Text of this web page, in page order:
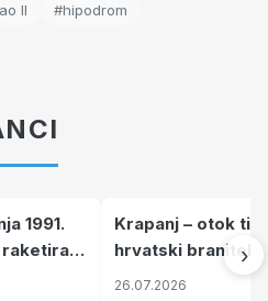
II
#hipodrom
1991.
raketirali
"Nikola
Krapanj – otok
hrvatski branitelji
pronalaze mir
26.07.2026
›